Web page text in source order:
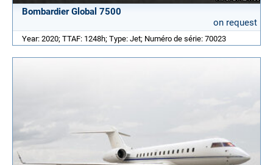
Bombardier Global 7500
on request
Year: 2020; TTAF: 1248h; Type: Jet; Numéro de série: 70023